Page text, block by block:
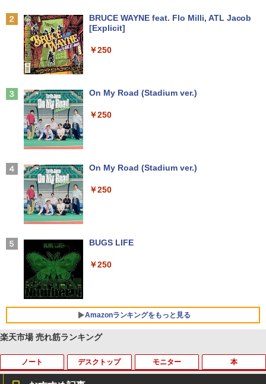
Anker Soundcore P31i ホワイト
Anker Soundcore Liberty 5 ミッドナイトブ
【2026年アップグレード版】AOKIMI ワイヤ
軽量 ブルートゥースHi-Fi 最大36時間再生 ぶ
リング ANC 36時間再生
￥3,480
BRUCE WAYNE feat. Flo Milli, ATL Jacob
[Explicit]
￥250
On My Road (Stadium ver.)
￥250
On My Road (Stadium ver.)
￥250
BUGS LIFE
￥250
Amazonランキングをもっと見る
【Amazon.co.jp限定】 い・ろ・は・す 2L P
ET ラベルレス ×8本
薬屋のひとりごと 17巻 (デジタル版ビッグガ
ンガンコミックス)
楽天市場 売れ筋ランキング
ノート デスクトップ モニター 本